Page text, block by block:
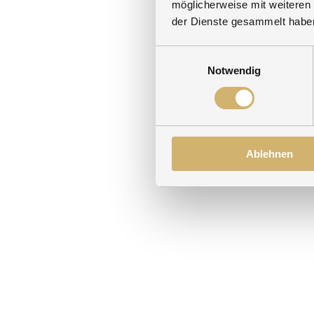
möglicherweise mit
der Dienste gesammelt
Notwendig
Ablehnen